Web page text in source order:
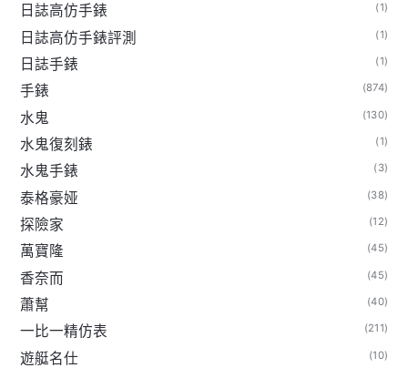
日誌高仿手錶 (1)
日誌高仿手錶評測 (1)
日誌手錶 (1)
手錶 (874)
水鬼 (130)
水鬼復刻錶 (1)
水鬼手錶 (3)
泰格豪娅 (38)
探險家 (12)
萬寶隆 (45)
香奈而 (45)
蕭幫 (40)
一比一精仿表 (211)
遊艇名仕 (10)